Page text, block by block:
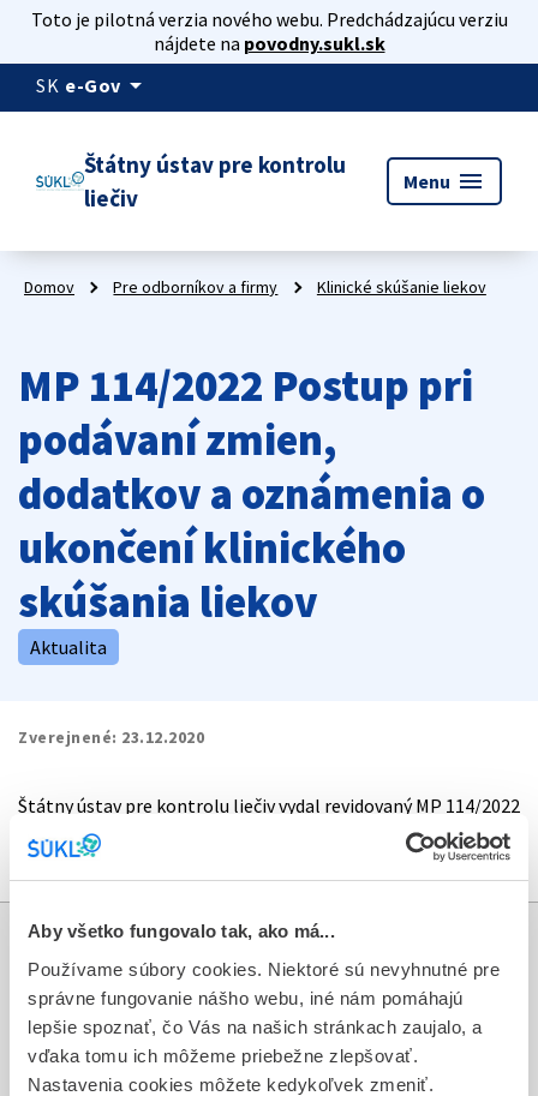
Aby všetko fungovalo tak, ako má...
Používame súbory cookies. Niektoré sú nevyhnutné pre
správne fungovanie nášho webu, iné nám pomáhajú
lepšie spoznať, čo Vás na našich stránkach zaujalo, a
vďaka tomu ich môžeme priebežne zlepšovať.
Nastavenia cookies môžete kedykoľvek zmeniť.
Toto je pilotná verzia nového webu. Predchádzajúcu verziu
nájdete na povodny.sukl.sk
SK e-Gov arrow_drop_down
Štátny ústav pre kontrolu
liečiv
Menu menu
Domov Pre odborníkov a firmy Klinické skúšanie liekov
MP 114/2022 Postup pri
podávaní zmien,
dodatkov a oznámenia o
ukončení klinického
skúšania liekov
Aktualita
Zverejnené: 23.12.2020
Štátny ústav pre kontrolu liečiv vydal revidovaný MP 114/2022
Postup pri podávaní zmien, dodatkov a oznámenia o
ukončení klinického skúšania liekov“.
Informácie
Aktuality
Dotazník spokojnosti zákazníka